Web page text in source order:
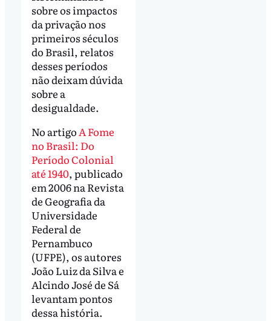
sobre os impactos
da privação nos
primeiros séculos
do Brasil, relatos
desses períodos
não deixam dúvida
sobre a
desigualdade.
No artigoA Fome
no Brasil: Do
Período Colonial
até 1940, publicado
em 2006 na Revista
de Geografia da
Universidade
Federal de
Pernambuco
(UFPE), os autores
João Luiz da Silva e
Alcindo José de Sá
levantam pontos
dessa história.